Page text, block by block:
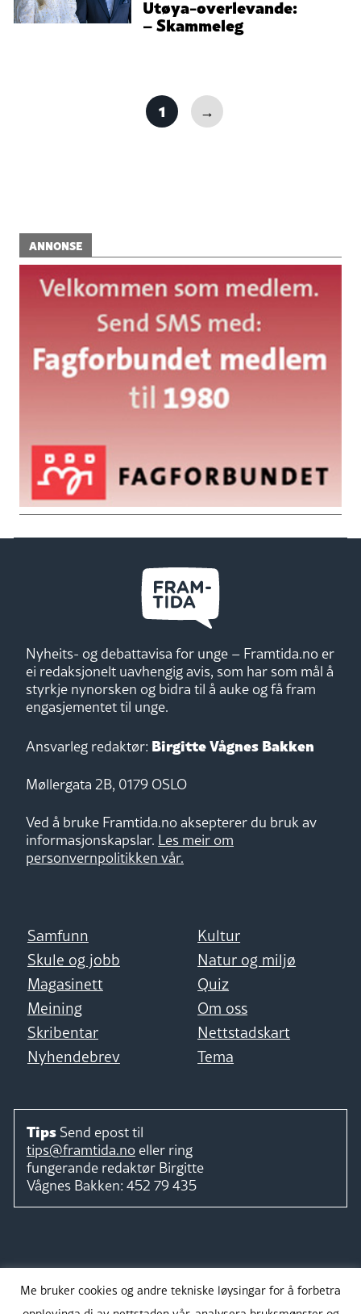
Utøya-overlevande:
– Skammeleg
1 →
ANNONSE
Nyheits- og debattavisa for unge – Framtida.no er
ei redaksjonelt uavhengig avis, som har som mål å
styrkje nynorsken og bidra til å auke og få fram
engasjementet til unge.
Ansvarleg redaktør: Birgitte Vågnes Bakken
Møllergata 2B, 0179 OSLO
Ved å bruke Framtida.no aksepterer du bruk av
informasjonskapslar. Les meir om
personvernpolitikken vår.
Samfunn
Kultur
Skule og jobb
Natur og miljø
Magasinett
Quiz
Meining
Om oss
Skribentar
Nettstadskart
Nyhendebrev
Tema
Tips Send epost til
tips@framtida.no eller ring
fungerande redaktør Birgitte
Vågnes Bakken: 452 79 435
Me bruker cookies og andre tekniske løysingar for å forbetra